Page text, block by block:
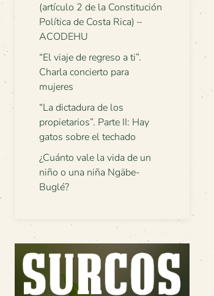
(artículo 2 de la Constitución
Política de Costa Rica) –
ACODEHU
“El viaje de regreso a ti”.
Charla concierto para
mujeres
“La dictadura de los
propietarios”. Parte II: Hay
gatos sobre el techado
¿Cuánto vale la vida de un
niño o una niña Ngäbe-
Buglé?